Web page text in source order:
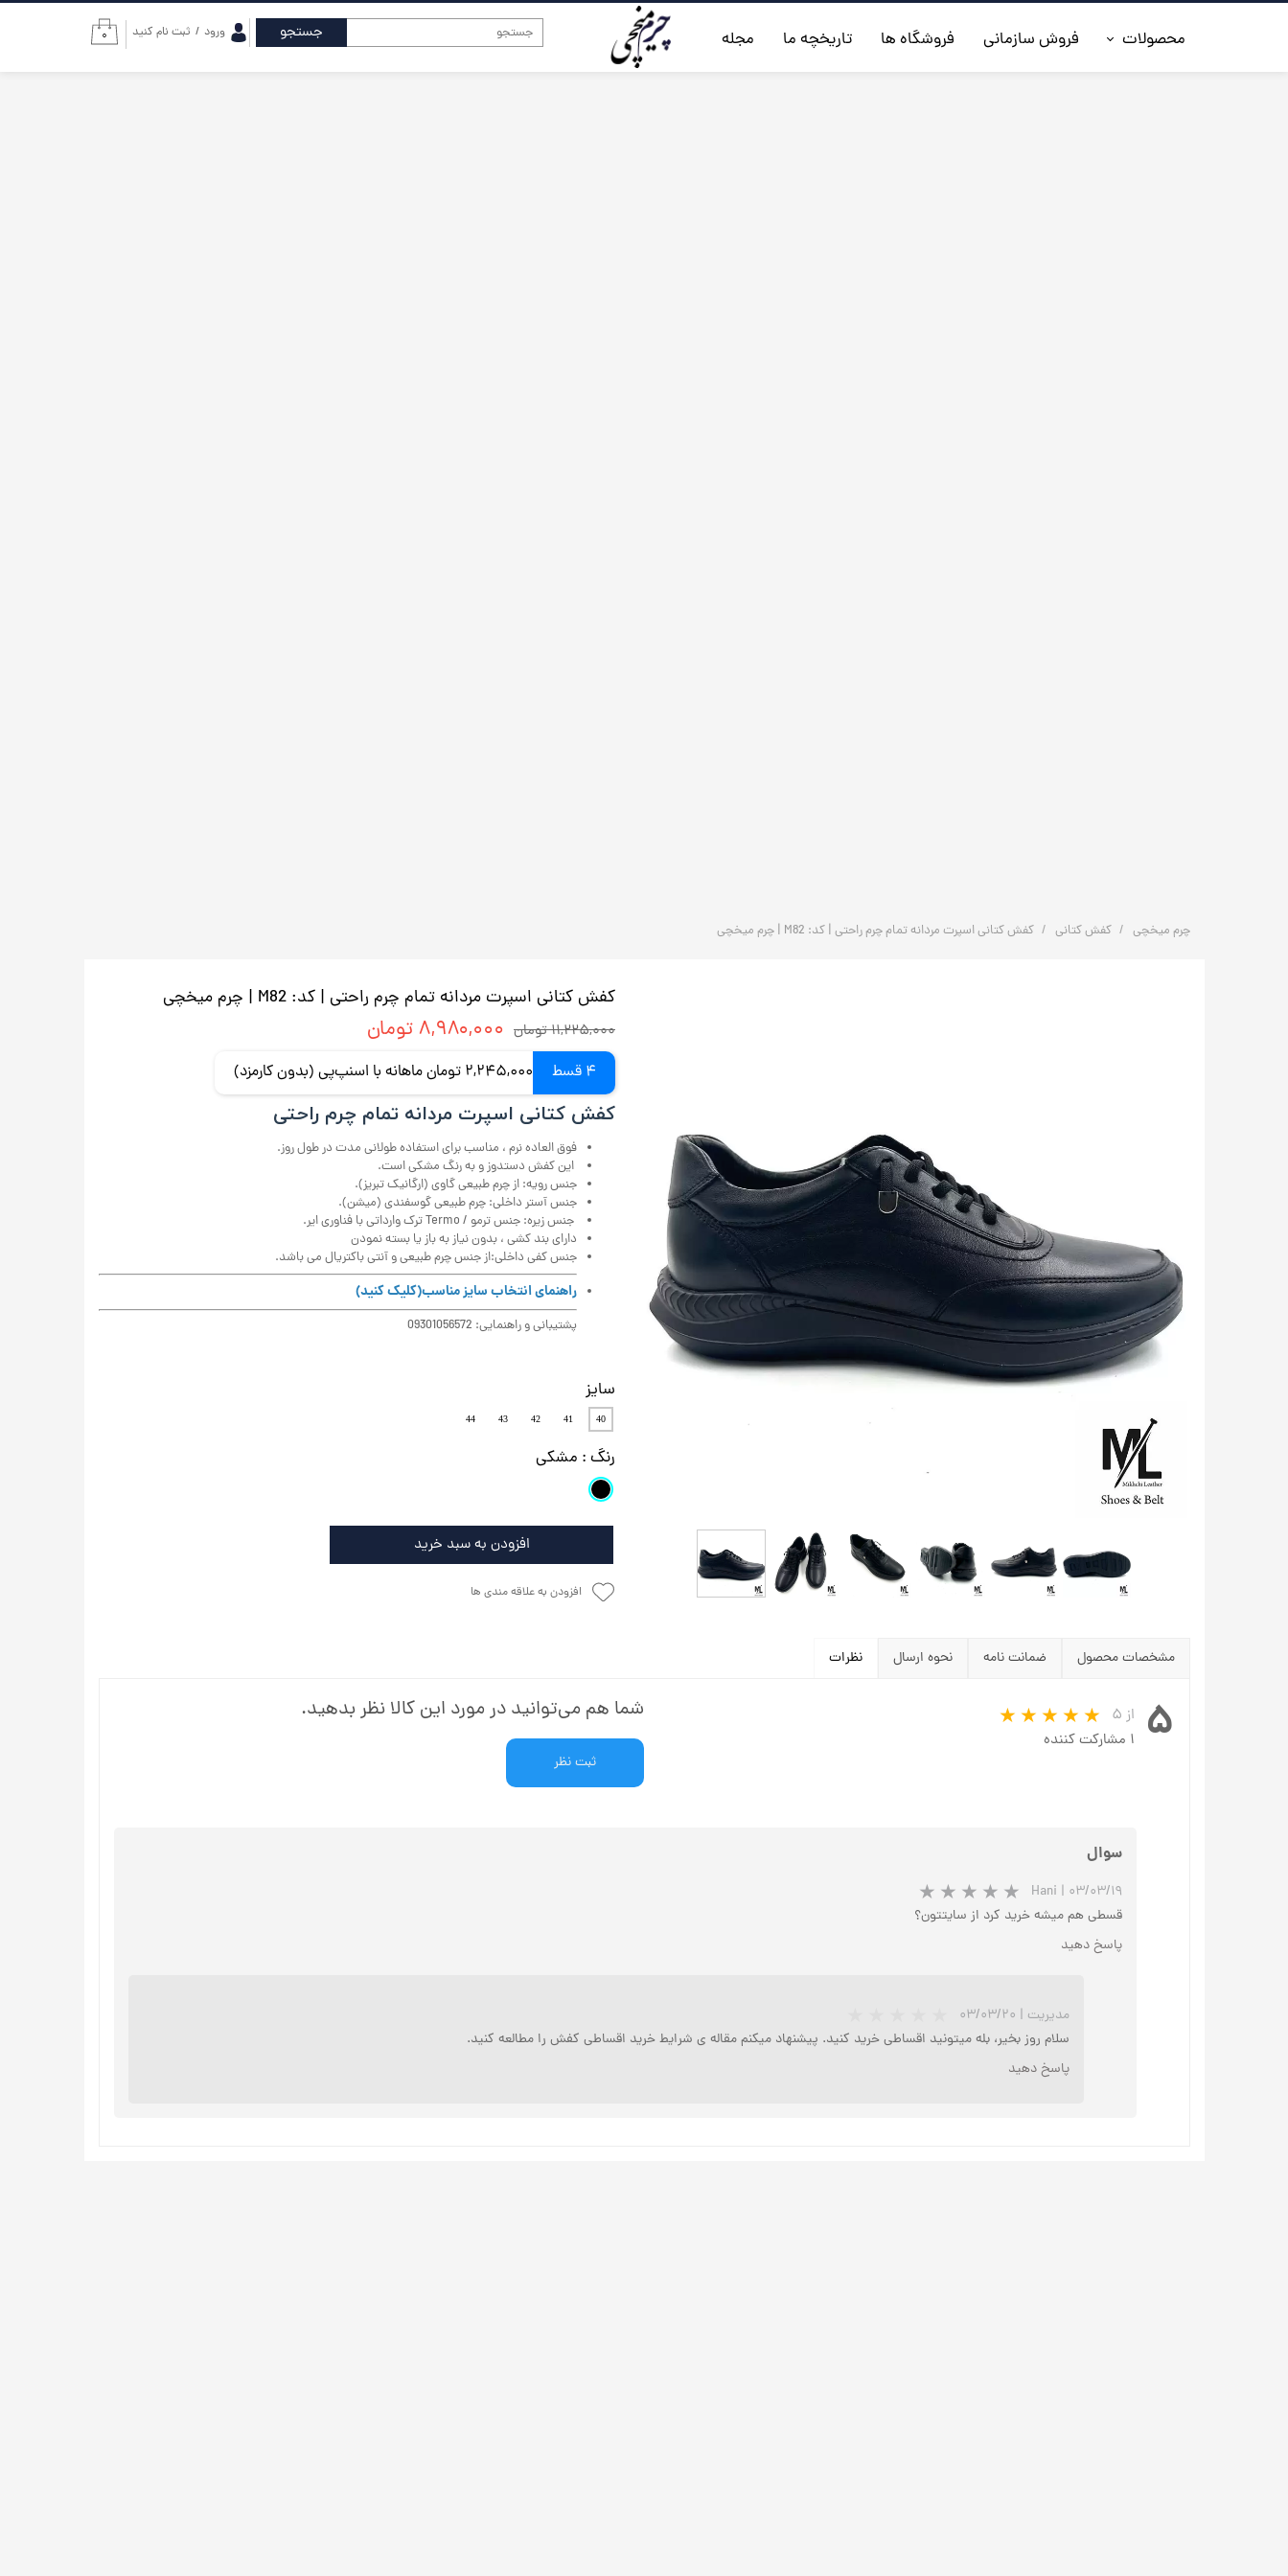
۰ ورود / ثبت نام کنید محصولات فروش سازمانی فروشگاه ها تاریخچه ما مجله جستجو
چرم میخچی کفش کتانی کفش کتانی اسپرت مردانه تمام چرم راحتی | کد: M82 | چرم میخچی
کفش کتانی اسپرت مردانه تمام چرم راحتی | کد: M82 | چرم میخچی
۱۱,۲۲۵,۰۰۰ تومان ۸,۹۸۰,۰۰۰ تومان
4 قسط 2,245,000 تومان ماهانه با اسنپ‌پی (بدون کارمزد)
کفش کتانی اسپرت مردانه تمام چرم راحتی
فوق العاده نرم ، مناسب برای استفاده طولانی مدت در طول روز.
این کفش دستدوز و به رنگ مشکی است.
جنس رویه: از چرم طبیعی گاوی (ارگانیک تبریز).
جنس آستر داخلی: چرم طبیعی گوسفندی (میشن).
جنس زیره: جنس ترمو / Termo ترک وارداتی با فناوری ایر.
دارای بند کشی ، بدون نیاز به باز یا بسته نمودن
جنس کفی داخلی:از جنس چرم طبیعی و آنتی باکتریال می باشد.
راهنمای انتخاب سایز مناسب(کلیک کنید)
پشتیبانی و راهنمایی: 09301056572
سایز
40
41
42
43
44
رنگ: مشکی
افزودن به سبد خرید
افزودن به علاقه مندی ها
مشخصات محصول ضمانت نامه نحوه ارسال نظرات
۵
از ۵
۱ مشارکت کننده
شما هم می‌توانید در مورد این کالا نظر بدهید.
ثبت نظر
سوال
Hani | ۰۳/۰۳/۱۹
قسطی هم میشه خرید کرد از سایتتون؟
پاسخ دهید
مدیریت | ۰۳/۰۳/۲۰
سلام روز بخیر، بله میتونید اقساطی خرید کنید. پیشنهاد میکنم مقاله ی شرایط خرید اقساطی کفش را مطالعه کنید.
پاسخ دهید